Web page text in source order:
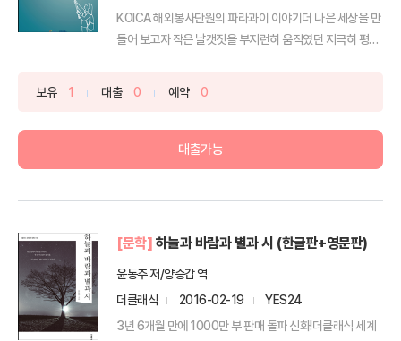
KOICA 해외봉사단원의 파라과이 이야기더 나은 세상을 만
들어 보고자 작은 날갯짓을 부지런히 움직였던 지극히 평범
보유 1 대출 0 예약 0
대출가능
[문학] 하늘과 바람과 별과 시 (한글판+영문판)
윤동주 저/양승갑 역
더클래식
2016-02-19
YES24
3년 6개월 만에 1000만 부 판매 돌파 신화!더클래식 세계